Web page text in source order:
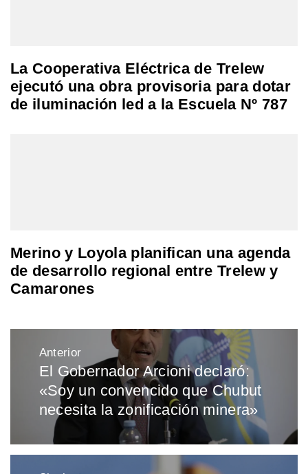
La Cooperativa Eléctrica de Trelew
ejecutó una obra provisoria para dotar
de iluminación led a la Escuela Nº 787
Merino y Loyola planifican una agenda
de desarrollo regional entre Trelew y
Camarones
entradas
Anterior
Entrada
anterior:
El Gobernador Arcioni declaró:
«Soy un convencido que Chubut
necesita la zonificación minera»